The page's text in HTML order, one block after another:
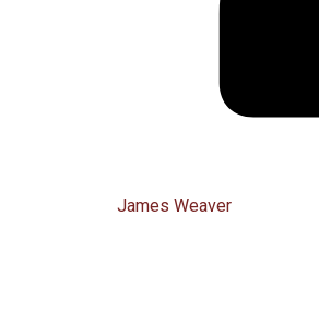
James Weaver